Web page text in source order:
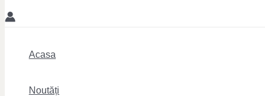
Acasa
Noutăți